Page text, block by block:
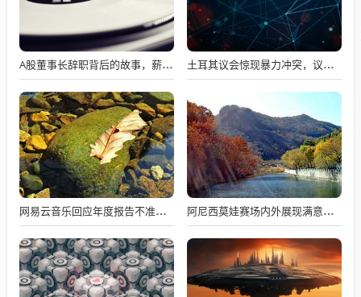
A股董事长辞职背后的故事，薪资不满意引发争议 土耳其议会惊现暴力冲突，议员互撕引发全球瞩目
网易云音乐回应年度报告不准争议，数据与情感对接的精准之道 阿尼西莫娃赛场内外展现满意与期待，自信闪耀全场